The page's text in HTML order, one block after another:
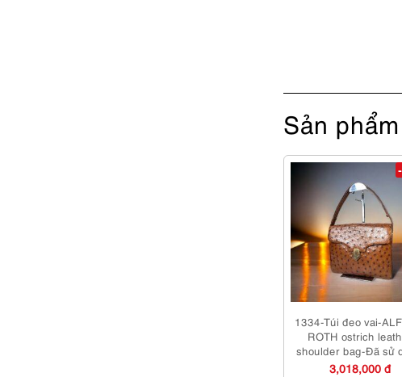
Sản
1334-Túi đeo vai-
ROTH ostrich
shoulder bag-Đã sử
3,018,000 đ